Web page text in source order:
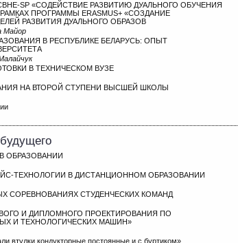
CBHE-SP «СОДЕЙСТВИЕ РАЗВИТИЮ ДУАЛЬНОГО ОБУЧЕНИЯ
ПРОГРАММЫ ERASMUS+ «СОЗДАНИЕ
РАЗВИТИЯ ДУАЛЬНОГО ОБРАЗОВ
Майор
В РЕСПУБЛИКЕ БЕЛАРУСЬ: ОПЫТ
В ТЕХНИЧЕСКОМ ВУЗЕ
НА ВТОРОЙ СТУПЕНИ ВЫСШЕЙ ШКОЛЫ
ОБРАЗОВАНИИ
ТЕХНОЛОГИИ В ДИСТАНЦИОННОМ ОБРАЗОВАНИИ
СОРЕВНОВАНИЯХ СТУДЕНЧЕСКИХ КОМАНД
И ДИПЛОМНОГО ПРОЕКТИРОВАНИЯ ПО
И ТЕХНОЛОГИЧЕСКИХ МАШИН»
втулки кондукторные постоянные и с буртиком»